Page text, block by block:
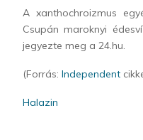
A xanthochroizmus
Csupán maroknyi
jegyezte meg a 24.hu.
(Forrás:Independent
Halazin